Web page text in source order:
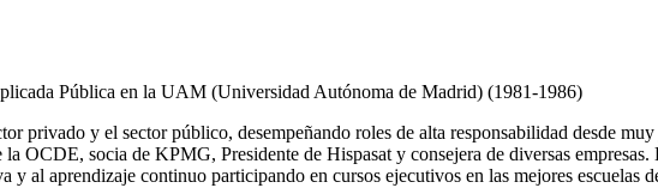
Pública en la UAM (Universidad Autónoma de Madrid) (1981-1986)
privado y el sector público, desempeñando roles de alta responsabilidad desde
OCDE, socia de KPMG, Presidente de Hispasat y consejera de diversas
al aprendizaje continuo participando en cursos ejecutivos en las mejores escuelas